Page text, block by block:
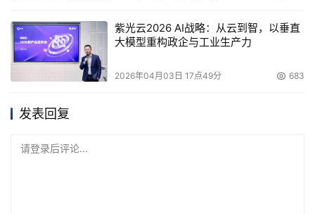
紫光云2026 AI战略：从云到智，以垂直
大模型重构政企与工业生产力
2026年04月03日 17点49分 683
发表回复
请登录后评论...